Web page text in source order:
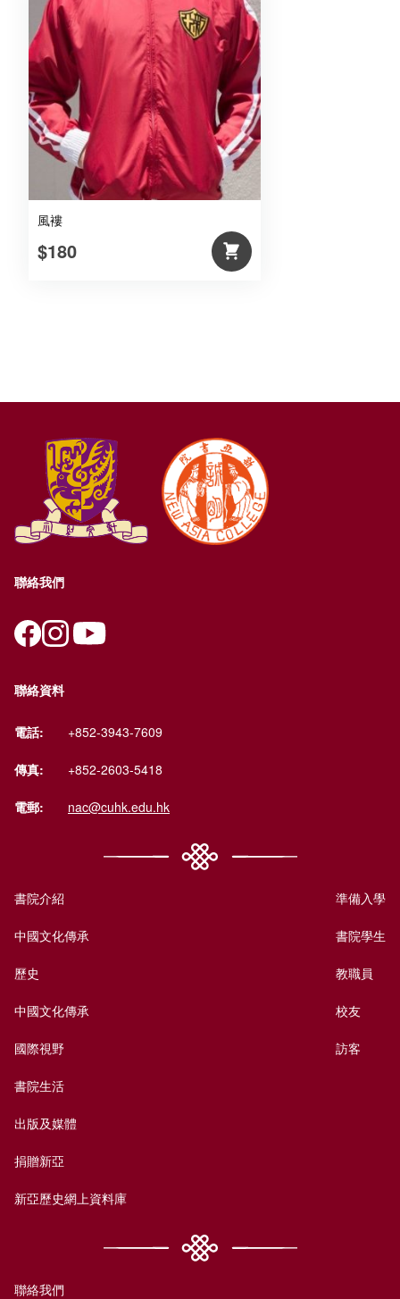
風褸
$180
聯絡我們
聯絡資料
電話: +852-3943-7609
傳真: +852-2603-5418
電郵: nac@cuhk.edu.hk
書院介紹
中國文化傳承
歷史
中國文化傳承
國際視野
書院生活
出版及媒體
捐贈新亞
新亞歷史網上資料庫
準備入學
書院學生
教職員
校友
訪客
聯絡我們